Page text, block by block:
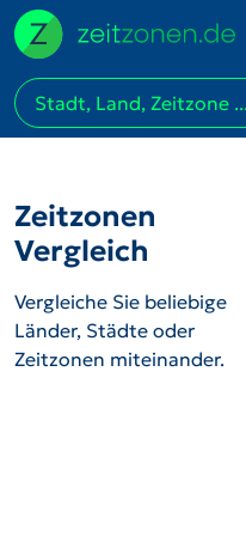
Zeitzonen
Vergleich
Vergleiche Sie beliebige
Länder, Städte oder
Zeitzonen miteinander.